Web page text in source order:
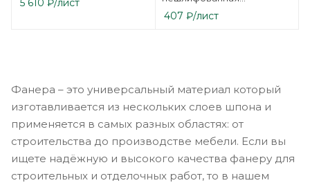
березовая
407 ₽/лист
Фанера – это универсальный материал который
изготавливается из нескольких слоев шпона и
применяется в самых разных областях: от
строительства до производстве мебели. Если вы
ищете надёжную и высокого качества фанеру для
строительных и отделочных работ, то в нашем